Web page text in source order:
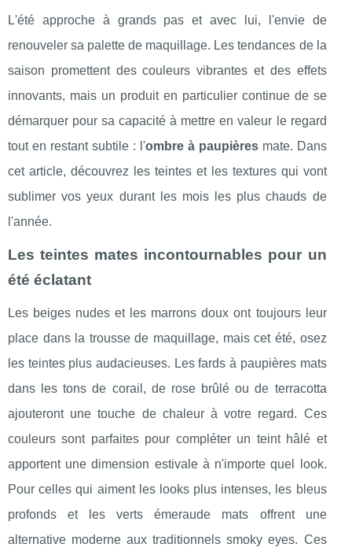
L'été approche à grands pas et avec lui, l'envie de
renouveler sa palette de maquillage. Les tendances de la
saison promettent des couleurs vibrantes et des effets
innovants, mais un produit en particulier continue de se
démarquer pour sa capacité à mettre en valeur le regard
tout en restant subtile : l'ombre à paupièresmate. Dans
cet article, découvrez les teintes et les textures qui vont
sublimer vos yeux durant les mois les plus chauds de
l'année.
Les teintes mates incontournables pour un
été éclatant
Les beiges nudes et les marrons doux ont toujours leur
place dans la trousse de maquillage, mais cet été, osez
les teintes plus audacieuses. Les fards à paupières mats
dans les tons de corail, de rose brûlé ou de terracotta
ajouteront une touche de chaleur à votre regard. Ces
couleurs sont parfaites pour compléter un teint hâlé et
apportent une dimension estivale à n'importe quel look.
Pour celles qui aiment les looks plus intenses, les bleus
profonds et les verts émeraude mats offrent une
alternative moderne aux traditionnels smoky eyes. Ces